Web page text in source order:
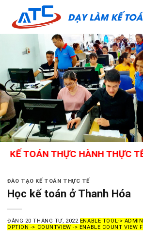
content
THỰC HÀNH THỰC TẾ TẠI
ĐÀO TẠO KẾ TOÁN THỰC TẾ
Học kế toán ở Thanh Hóa
ĐĂNG 20 THÁNG TƯ, 2022 ENABLE TOOL->
OPTION -> COUNTVIEW -> ENABLE COUNT VIEW